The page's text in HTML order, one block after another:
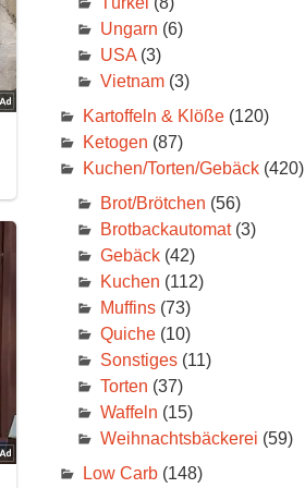
Ungarn (6)
USA(3)
Vietnam(3)
Kartoffeln & Klöße(120)
Ketogen (87)
Kuchen/Torten/Gebäck(420)
Brot/Brötchen (56)
Brotbackautomat(3)
Gebäck(42)
Kuchen (112)
Muffins(73)
Quiche(10)
Sonstiges(11)
Torten (37)
Waffeln (15)
Weihnachtsbäckerei (59)
Low Carb(148)